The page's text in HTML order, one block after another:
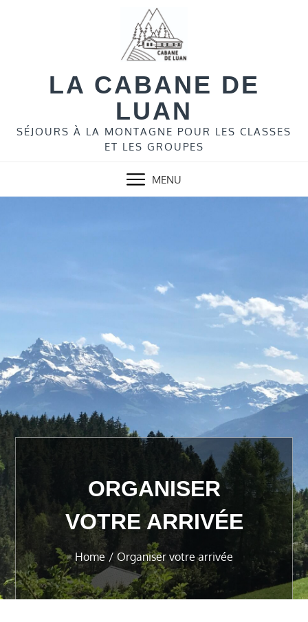
LA CABANE DE
LUAN
SÉJOURS À LA MONTAGNE POUR LES CLASSES
ET LES GROUPES
MENU
ORGANISER
VOTRE ARRIVÉE
Home Organiser votre arrivée